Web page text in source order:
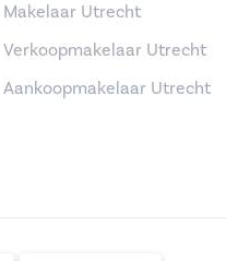
Makelaar Utrecht
Verkoopmakelaar Utrecht
Aankoopmakelaar Utrecht